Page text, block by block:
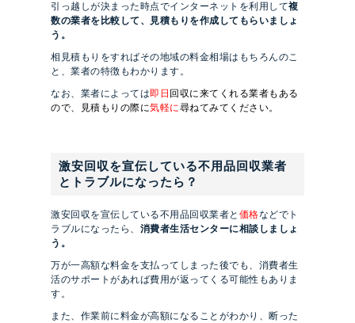
引っ越しが決まった時点でインターネットを利用して複
数の業者を比較して、見積もりを作成してもらいましょ
う。
相見積もりをすればその地域の料金相場はもちろんのこ
と、業者の特徴もわかります。
なお、業者によっては即日 回収に来てくれる業者もある
ので、見積もりの際に気軽に尋ねてみてください。
激安回収を宣伝している不用品回収業者
とトラブルになったら？
激安回収を宣伝している不用品回収業者と 価格などでト
ラブルになったら、 消費者生活センターに相談しましょ
う。
万が一高額な料金を支払ってしまった後でも、消費者生
活のサポートがあれば費用が返ってくる可能性もありま
す。
また、作業前に料金が高額になることがわかり、断った